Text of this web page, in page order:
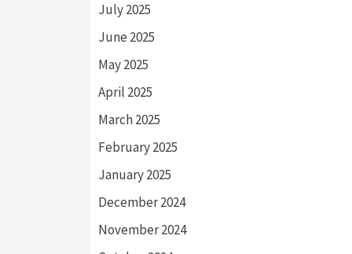
July 2025
June 2025
May 2025
April 2025
March 2025
February 2025
January 2025
December 2024
November 2024